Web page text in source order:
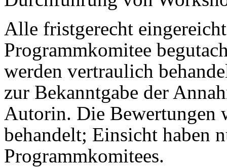
Alle fristgerecht
Programmkomitee
werden vertraulich
zur Bekanntgabe der
Autorin. Die Bewertungen
behandelt; Einsicht haben
Programmkomitees.